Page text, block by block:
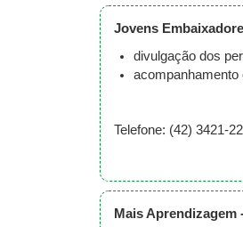
Jovens
divulgação dos
Telefone: (42) 3421-
Mais Aprendizagem